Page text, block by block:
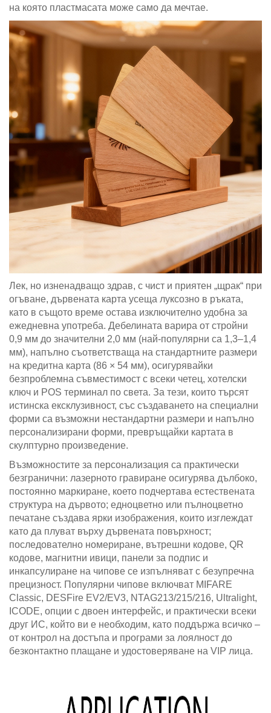
на която пластмасата може само да мечтае.
Лек, но изненадващо здрав, с чист и приятен „щрак“ при
огъване, дървената карта усеща луксозно в ръката,
като в същото време остава изключително удобна за
ежедневна употреба. Дебелината варира от стройни
0,9 мм до значителни 2,0 мм (най-популярни са 1,3–1,4
мм), напълно съответстваща на стандартните размери
на кредитна карта (86 × 54 мм), осигурявайки
безпроблемна съвместимост с всеки четец, хотелски
ключ и POS терминал по света. За тези, които търсят
истинска ексклузивност, със създаването на специални
форми са възможни нестандартни размери и напълно
персонализирани форми, превръщайки картата в
скулптурно произведение.
Възможностите за персонализация са практически
безгранични: лазерното гравиране осигурява дълбоко,
постоянно маркиране, което подчертава естествената
структура на дървото; едноцветно или пълноцветно
печатане създава ярки изображения, които изглеждат
като да плуват върху дървената повърхност;
последователно номериране, вътрешни кодове, QR
кодове, магнитни ивици, панели за подпис и
инкапсулиране на чипове се изпълняват с безупречна
прецизност. Популярни чипове включват MIFARE
Classic, DESFire EV2/EV3, NTAG213/215/216, Ultralight,
ICODE, опции с двоен интерфейс, и практически всеки
друг ИС, който ви е необходим, като поддържа всичко –
от контрол на достъпа и програми за лоялност до
безконтактно плащане и удостоверяване на VIP лица.